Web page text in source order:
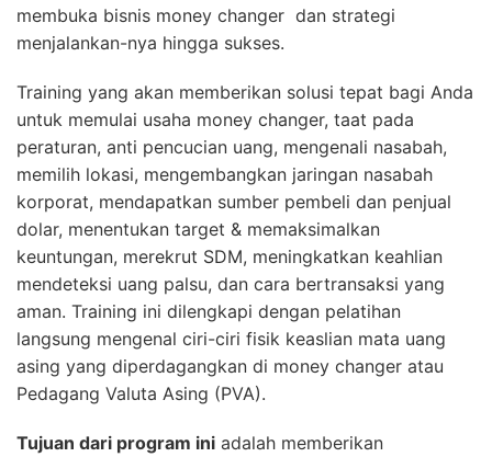
membuka bisnis money changer dan strategi
menjalankan-nya hingga sukses.
Training yang akan memberikan solusi tepat bagi Anda
untuk memulai usaha money changer, taat pada
peraturan, anti pencucian uang, mengenali nasabah,
memilih lokasi, mengembangkan jaringan nasabah
korporat, mendapatkan sumber pembeli dan penjual
dolar, menentukan target & memaksimalkan
keuntungan, merekrut SDM, meningkatkan keahlian
mendeteksi uang palsu, dan cara bertransaksi yang
aman. Training ini dilengkapi dengan pelatihan
langsung mengenal ciri-ciri fisik keaslian mata uang
asing yang diperdagangkan di money changer atau
Pedagang Valuta Asing (PVA).
Tujuan dari program ini adalah memberikan